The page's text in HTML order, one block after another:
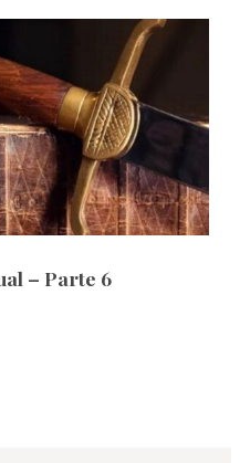
– Parte 6